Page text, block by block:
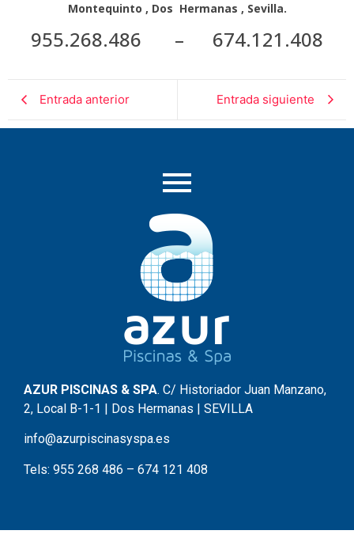
Montequinto , Dos Hermanas , Sevilla.
955.268.486 – 674.121.408
Entrada anterior Entrada siguiente
AZUR PISCINAS & SPA. C/ Historiador Juan Manzano,
2, Local B-1-1 | Dos Hermanas | SEVILLA
info@azurpiscinasyspa.es
Tels: 955 268 486 – 674 121 408